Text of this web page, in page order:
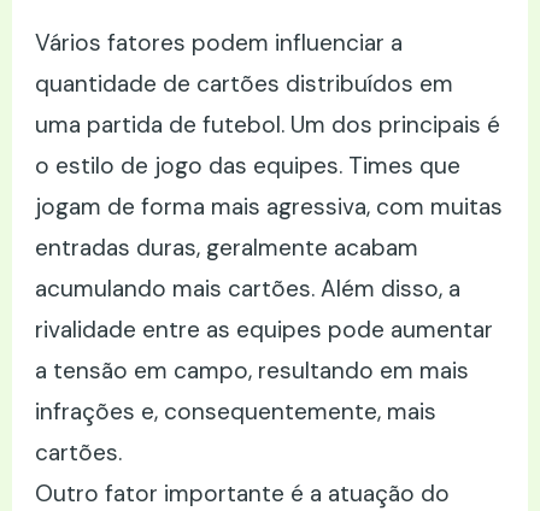
Vários fatores podem influenciar a
quantidade de cartões distribuídos em
uma partida de futebol. Um dos principais é
o estilo de jogo das equipes. Times que
jogam de forma mais agressiva, com muitas
entradas duras, geralmente acabam
acumulando mais cartões. Além disso, a
rivalidade entre as equipes pode aumentar
a tensão em campo, resultando em mais
infrações e, consequentemente, mais
cartões.
Outro fator importante é a atuação do